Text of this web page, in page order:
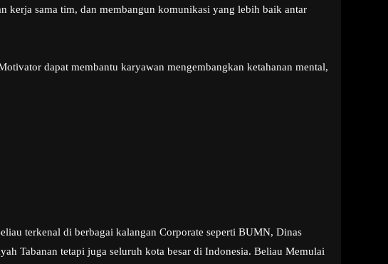
sama tim, dan membangun komunikasi yang lebih baik antar
dapat membantu karyawan mengembangkan ketahanan mental,
terkenal di berbagai kalangan Corporate seperti BUMN, Dinas
Tabanan tetapi juga seluruh kota besar di Indonesia. Beliau Memulai